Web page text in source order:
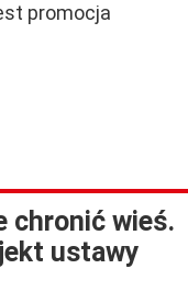
promocja
chronić wieś.
ustawy